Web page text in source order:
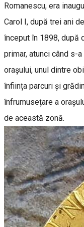
Romanescu, era
Carol I, după trei ani
început în 1898, după
primar, atunci când s-
orașului, unul dintre
înființa parcuri și
înfrumusețare a
de această zonă.